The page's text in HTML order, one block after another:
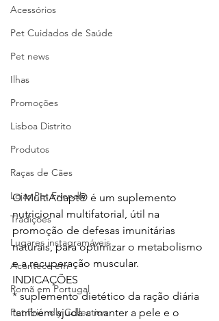
Acessórios
Pet Cuidados de Saúde
Pet news
Ilhas
Promoções
Lisboa Distrito
Produtos
Raças de Cães
Lojas Pet Friendly
Tradições
Lugares instagramáveis
Acontece em
Romã em Portugal
Pet Friendly Collection
O MultiAdapt® é um suplemento
nutricional multifatorial, útil na
promoção de defesas imunitárias
naturais, para optimizar o metabolismo
e a recuperação muscular.
INDICAÇÕES
* suplemento dietético da ração diária
também ajuda a manter a pele e o